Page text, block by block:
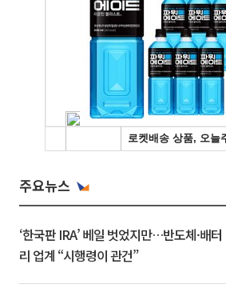
주요뉴스
‘한국판 IRA’ 베일 벗었지만…반도체·배터
리 업계 “시행령이 관건”